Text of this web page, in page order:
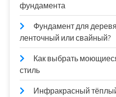
фундамента
Фундамент для
ленточный или свайный?
Как выбрать
стиль
Инфракрасный